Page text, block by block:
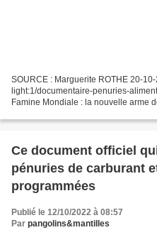
SOURCE : Marguerite ROTHE 20-
light:1/documentaire-penuries-
Famine Mondiale : la nouvelle arme
Ce document officiel
pénuries de carburant
programmées
Publié le 12/10/2022 à 08:57
Par pangolins&mantilles